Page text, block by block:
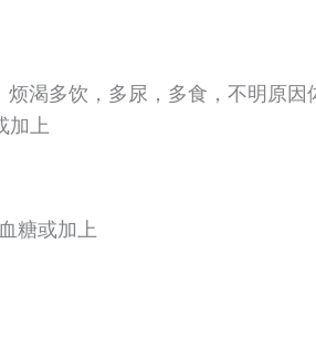
烦渴多饮，多尿，多食，不明原因
加上
糖或加上